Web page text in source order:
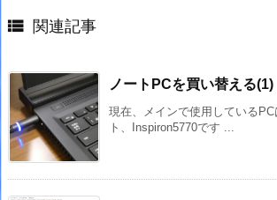
 関連記事
ノートPCを買い替える(1)
現在、メインで使用している
ト、Inspiron5770です ...